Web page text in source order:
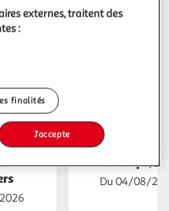
Tops,
Du 04/08/
externes, traitent des
:
finalités
J'accepte